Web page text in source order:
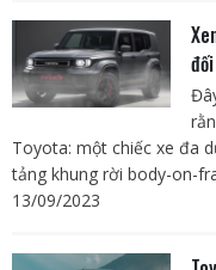
Toyota: một chiếc xe đa
tảng khung rời body-on-
13/09/2023